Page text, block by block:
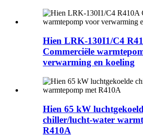
Hien LRK-130I1/C4
Commerciële
verwarming en koeling
Hien 65 kW
chiller/lucht-water
R410A